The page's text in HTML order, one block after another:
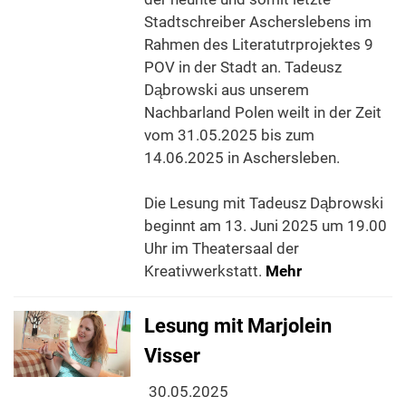
Stadtschreiber Ascherslebens im
Rahmen des Literatutrprojektes 9
POV in der Stadt an. Tadeusz
Dąbrowski aus unserem
Nachbarland Polen weilt in der Zeit
vom 31.05.2025 bis zum
14.06.2025 in Aschersleben.
Die Lesung mit Tadeusz Dąbrowski
beginnt am 13. Juni 2025 um 19.00
Uhr im Theatersaal der
Kreativwerkstatt. Mehr
Lesung mit Marjolein
Visser
30.05.2025